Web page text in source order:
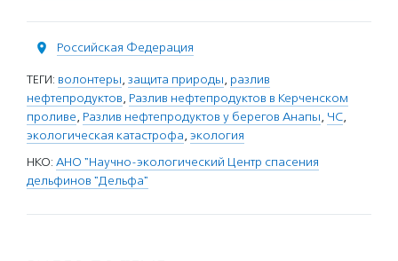
Российская Федерация
ТЕГИ: волонтеры, защита природы, разлив
нефтепродуктов, Разлив нефтепродуктов в Керченском
проливе, Разлив нефтепродуктов у берегов Анапы, ЧС,
экологическая катастрофа, экология
НКО: АНО "Научно-экологический Центр спасения
дельфинов "Дельфа"